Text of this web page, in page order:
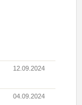
12.09.2024
04.09.2024